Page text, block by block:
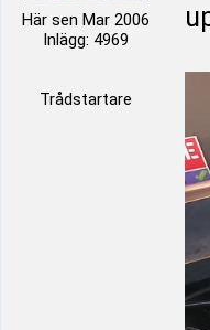
Här sen Mar 2006
Inlägg: 4969
Trådstartare